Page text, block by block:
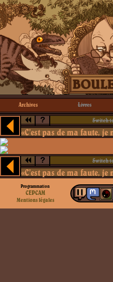
Archives Livres
? Switch
? Switch
Programmation
CEPCAM
Mentions légales